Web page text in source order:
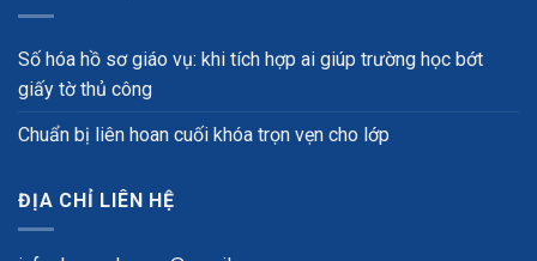
Số hóa hồ sơ giáo vụ: khi tích hợp ai giúp trường học bớt
giấy tờ thủ công
Chuẩn bị liên hoan cuối khóa trọn vẹn cho lớp
ĐỊA CHỈ LIÊN HỆ